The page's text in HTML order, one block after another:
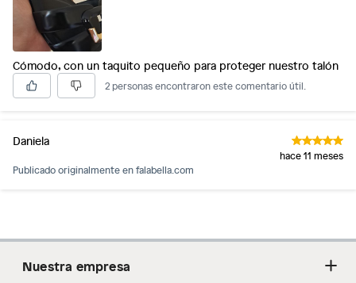
Cómodo, con un taquito pequeño para proteger nuestro talón
2 personas encontraron este comentario útil.
Daniela
hace 11 meses
Publicado originalmente enfalabella.com
Nuestra empresa